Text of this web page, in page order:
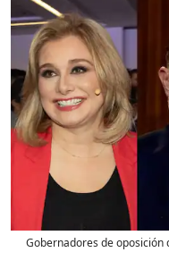
Gobernadores de oposición